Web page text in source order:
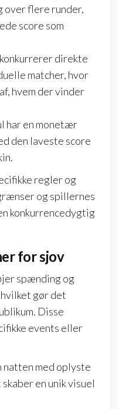
over flere runder,
score som
direkte
matcher, hvor
hvem der vinder
har en monetær
den laveste score
regler og
og spillernes
konkurrencedygtig
for sjov
spænding og
gør det
Disse
events eller
natten med oplyste
en unik visuel